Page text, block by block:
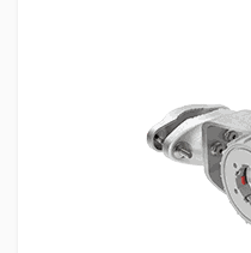
5GHz 17dBi
Anten